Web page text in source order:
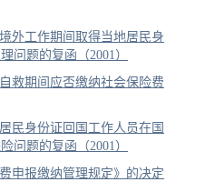
外工作期间取得当地居民身
问题的复函（2001）
救期间应否缴纳社会保险费
民身份证回国工作人员在国
问题的复函（2001）
申报缴纳管理规定》的决定